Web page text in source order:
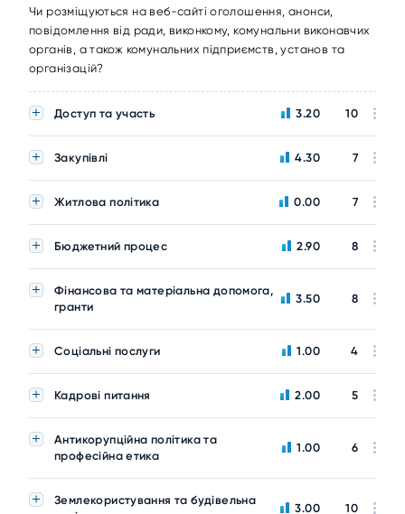
Чи розміщуються на веб-сайті оголошення, анонси,
повідомлення від ради, виконкому, комунальни виконавчих
органів, а також комунальних підприємств, установ та
організацій?
Доступ та участь 3.20 10
Закупівлі 4.30 7
Житлова політика 0.00 7
Бюджетний процес 2.90 8
Фінансова та матеріальна допомога,
гранти
3.50 8
Соціальні послуги 1.00 4
Кадрові питання 2.00 5
Антикорупційна політика та
професійна етика
1.00 6
Землекористування та будівельна
3.00 10